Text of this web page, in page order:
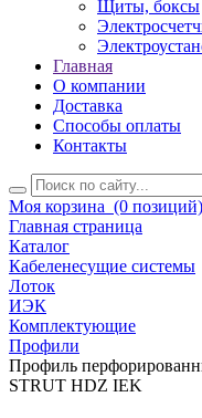
Щиты, боксы
Главная
О компании
Доставка
Способы оплаты
Контакты
Моя корзина (0 позиций)
Главная страница
Каталог
Кабеленесущие системы
Лоток
ИЭК
Комплектующие
Профили
Профиль
STRUT HDZ IEK